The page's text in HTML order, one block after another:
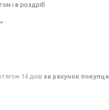
і в роздріб
14 днів за рахунок покупця